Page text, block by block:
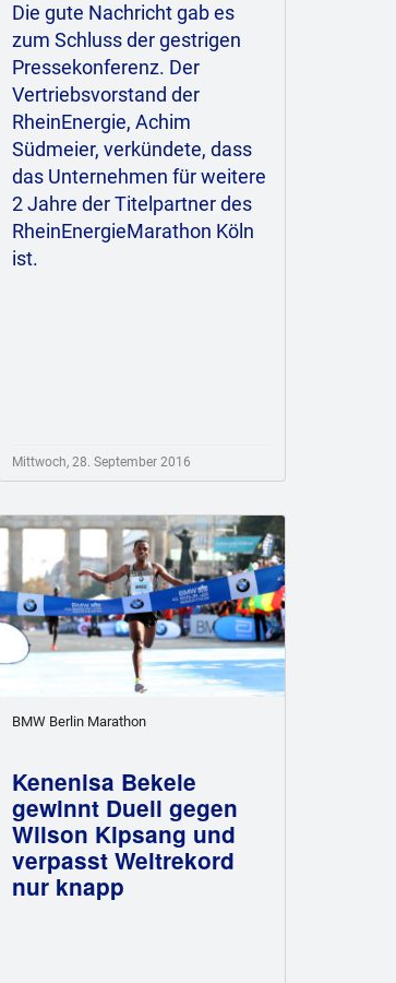
Die gute Nachricht gab es
zum Schluss der gestrigen
Pressekonferenz. Der
Vertriebsvorstand der
RheinEnergie, Achim
Südmeier, verkündete, dass
das Unternehmen für weitere
2 Jahre der Titelpartner des
RheinEnergieMarathon Köln
ist.
Mittwoch, 28. September 2016
BMW Berlin Marathon
Kenenisa Bekele
gewinnt Duell gegen
Wilson Kipsang und
verpasst Weltrekord
nur knapp